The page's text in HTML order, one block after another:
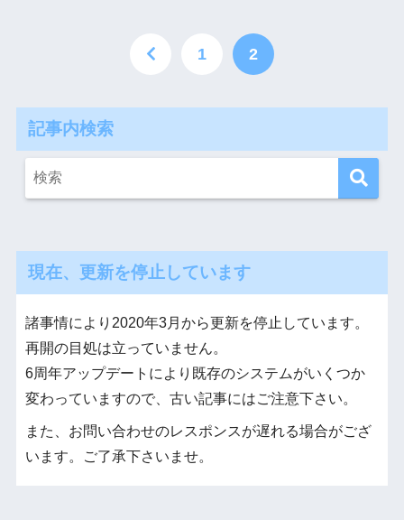
1 2
記事内検索
現在、更新を停止しています
諸事情により2020年3月から更新を停止しています。
再開の目処は立っていません。
6周年アップデートにより既存のシステムがいくつか
変わっていますので、古い記事にはご注意下さい。
また、お問い合わせのレスポンスが遅れる場合がござ
います。ご了承下さいませ。